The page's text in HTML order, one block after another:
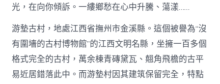
光，在向你傾訴。一縷鄉愁在心中升騰、蕩漾……
游墊古村，地處江西省撫州市金溪縣。這個被譽為“沒
有圍墻的古村博物館”的江西文明名縣，坐擁一百多個
格式完全的古村，萬余棟青磚黛瓦、翹角飛檐的古平
易近居錯落此中。而游墊村因其建筑保留完全，特點